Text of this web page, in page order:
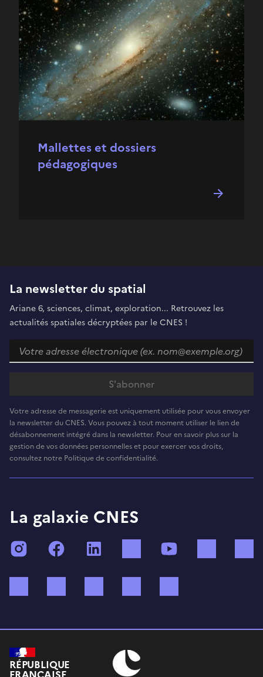
Mallettes et dossiers
pédagogiques
La newsletter du spatial
Ariane 6, sciences, climat, exploration... Retrouvez les
actualités spatiales décryptées par le CNES !
Votre adresse de messagerie est uniquement utilisée pour vous envoyer
la newsletter du CNES. Vous pouvez à tout moment utiliser le lien de
désabonnement intégré dans la newsletter. Pour en savoir plus sur la
gestion de vos données personnelles et pour exercer vos droits,
consultez notre Politique de confidentialité.
La galaxie CNES
InstagramFacebook TikTok
RÉPUBLIQUE